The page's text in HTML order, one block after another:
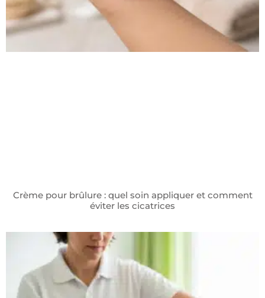
Crème pour brûlure : quel soin appliquer et comment
éviter les cicatrices